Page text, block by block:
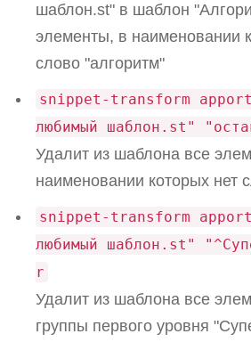
шаблон.st" в шаблон
элементы, в наименовании
слово "алгоритм"
snippet-transform
любимый шаблон.st"
Удалит из шаблона все
наименовании которых нет
snippet-transform
любимый шаблон.st"
r
Удалит из шаблона все
группы первого уровня